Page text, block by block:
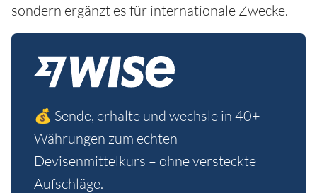
sondern ergänzt es für internationale Zwecke.
💰 Sende, erhalte und wechsle in 40+
Währungen zum echten
Devisenmittelkurs – ohne versteckte
Aufschläge.